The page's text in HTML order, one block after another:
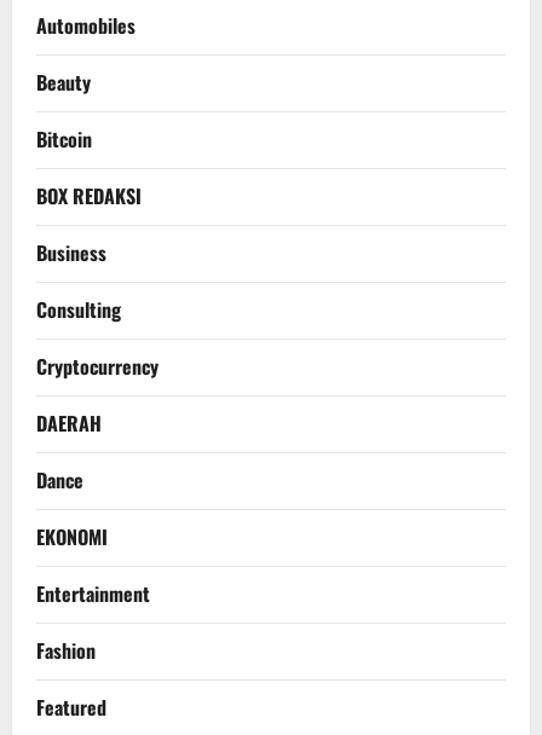
Automobiles
Beauty
Bitcoin
BOX REDAKSI
Business
Consulting
Cryptocurrency
DAERAH
Dance
EKONOMI
Entertainment
Fashion
Featured